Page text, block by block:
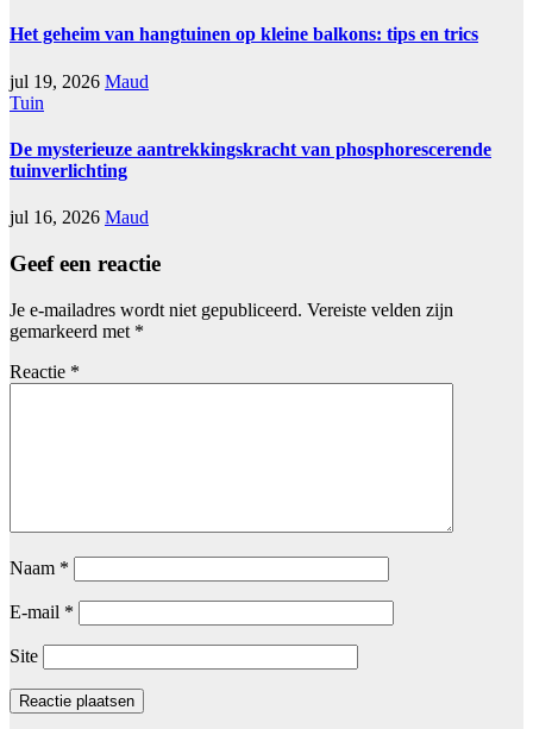
Het geheim van hangtuinen op kleine balkons: tips en trics
jul 19, 2026 Maud
Tuin
De mysterieuze aantrekkingskracht van phosphorescerende
tuinverlichting
jul 16, 2026 Maud
Geef een reactie
Je e-mailadres wordt niet gepubliceerd. Vereiste velden zijn
gemarkeerd met *
Reactie *
Naam *
E-mail *
Site